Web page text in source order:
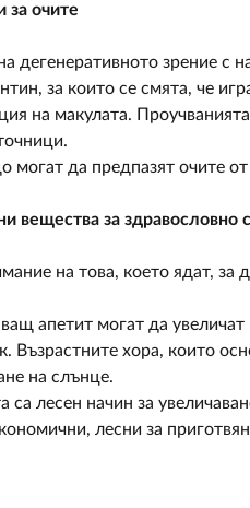
за очите
зрение с
за които се смята, че
на макулата.
да предпазят очите
вещества за здравословно
на това, което ядат, за
апетит могат да
Възрастните хора, които
на слънце.
лесен начин за
лесни за